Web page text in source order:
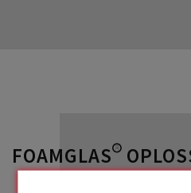
FOAMGLAS®